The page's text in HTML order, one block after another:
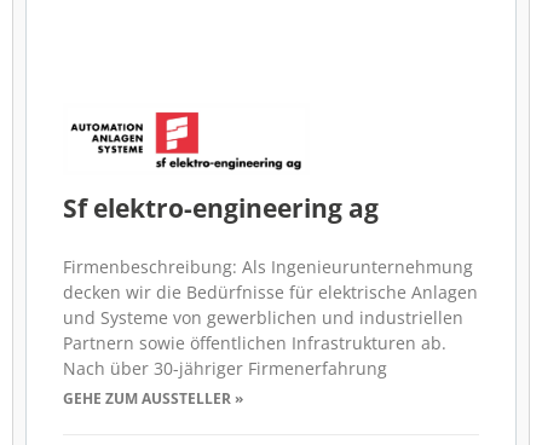
Sf elektro-engineering ag
Firmenbeschreibung: Als Ingenieurunternehmung
decken wir die Bedürfnisse für elektrische Anlagen
und Systeme von gewerblichen und industriellen
Partnern sowie öffentlichen Infrastrukturen ab.
Nach über 30-jähriger Firmenerfahrung
GEHE ZUM AUSSTELLER »